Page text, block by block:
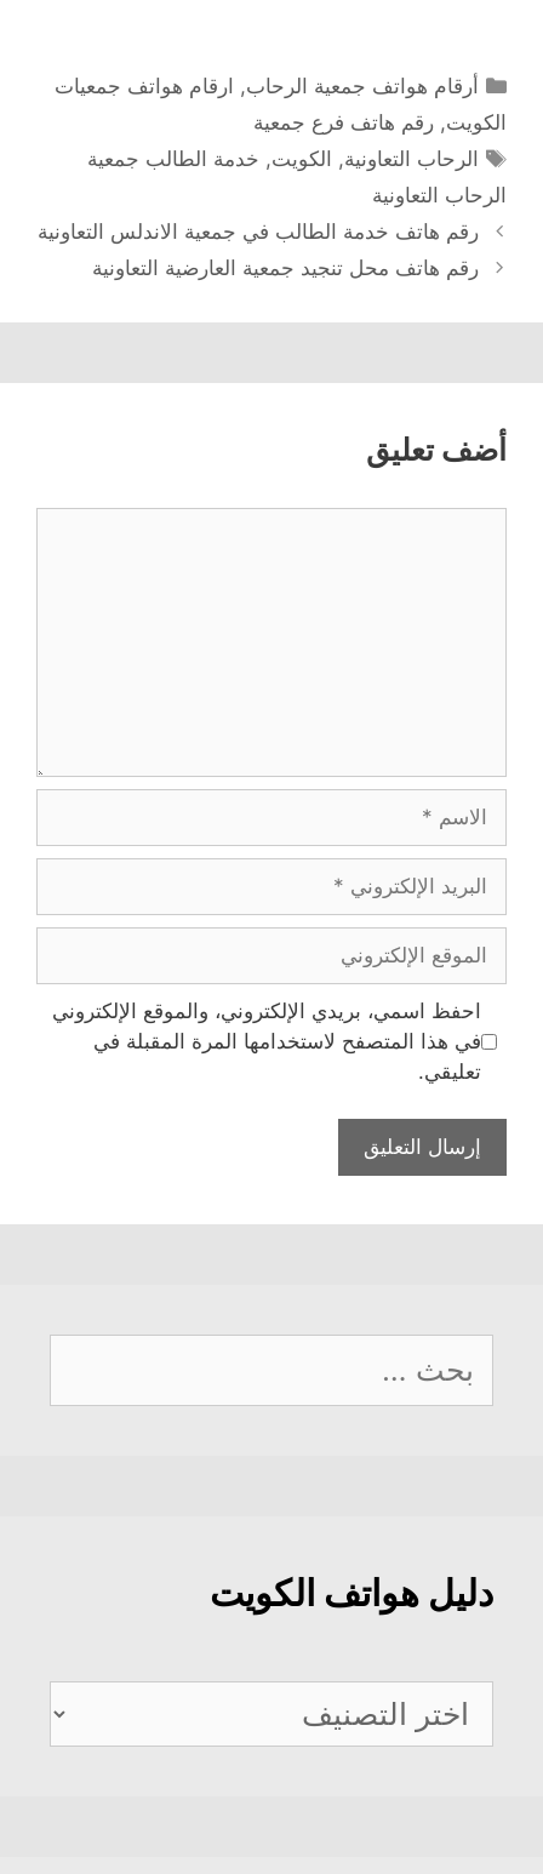
التصنيفات
أرقام هواتف جمعية الرحاب, ارقام هواتف جمعيات
الكويت, رقم هاتف فرع جمعية
الوسوم
الرحاب التعاونية, الكويت, خدمة الطالب جمعية
الرحاب التعاونية
رقم هاتف خدمة الطالب في جمعية الاندلس التعاونية
رقم هاتف محل تنجيد جمعية العارضية التعاونية
أضف تعليق
الاسم
البريد
الإلكتروني
الموقع
الإلكتروني
احفظ اسمي، بريدي الإلكتروني، والموقع الإلكتروني
في هذا المتصفح لاستخدامها المرة المقبلة في
تعليقي.
عن:
دليل هواتف الكويت
دليل
هواتف